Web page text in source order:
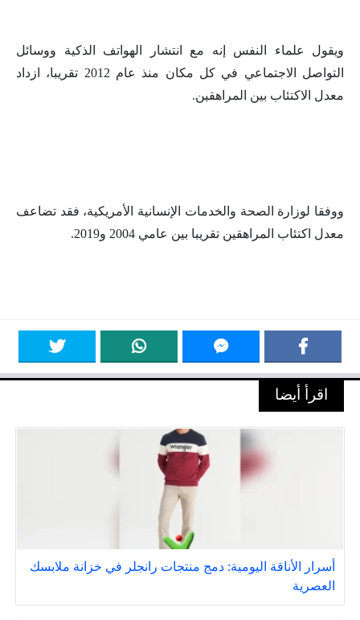
ويقول علماء النفس إنه مع انتشار الهواتف الذكية ووسائل
التواصل الاجتماعي في كل مكان منذ عام 2012 تقريبا، ازداد
معدل الاكتئاب بين المراهقين.
ووفقا لوزارة الصحة والخدمات الإنسانية الأمريكية، فقد تضاعف
معدل اكتئاب المراهقين تقريبا بين عامي 2004 و2019.
اقرأ أيضا
أسرار الأناقة اليومية: دمج منتجات رانجلر في خزانة ملابسك
العصرية